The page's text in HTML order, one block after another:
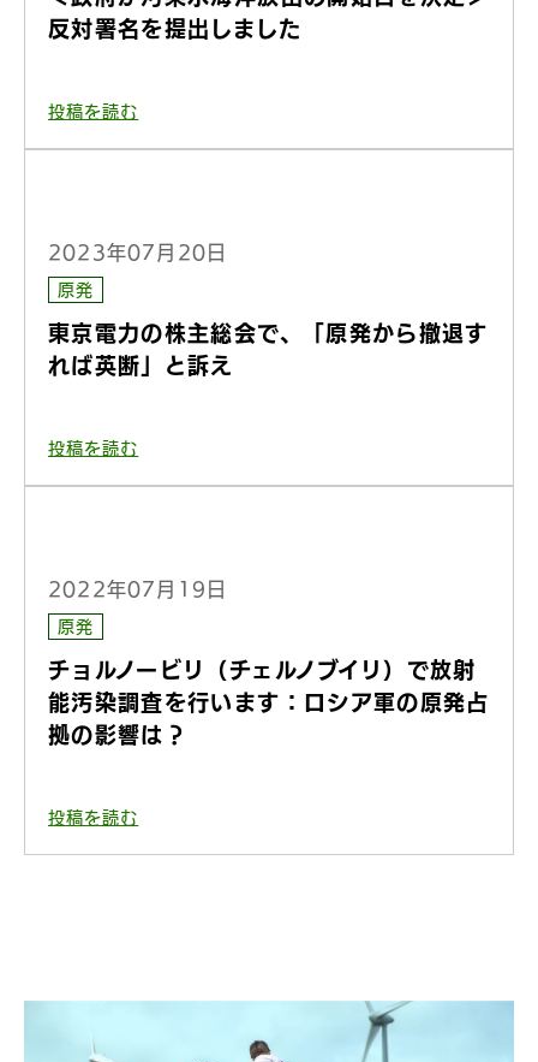
反対署名を提出しました
投稿を読む
2023年07月20日
原発
東京電力の株主総会で、「原発から撤退す
れば英断」と訴え
投稿を読む
2022年07月19日
原発
チョルノービリ（チェルノブイリ）で放射
能汚染調査を行います：ロシア軍の原発占
拠の影響は？
投稿を読む